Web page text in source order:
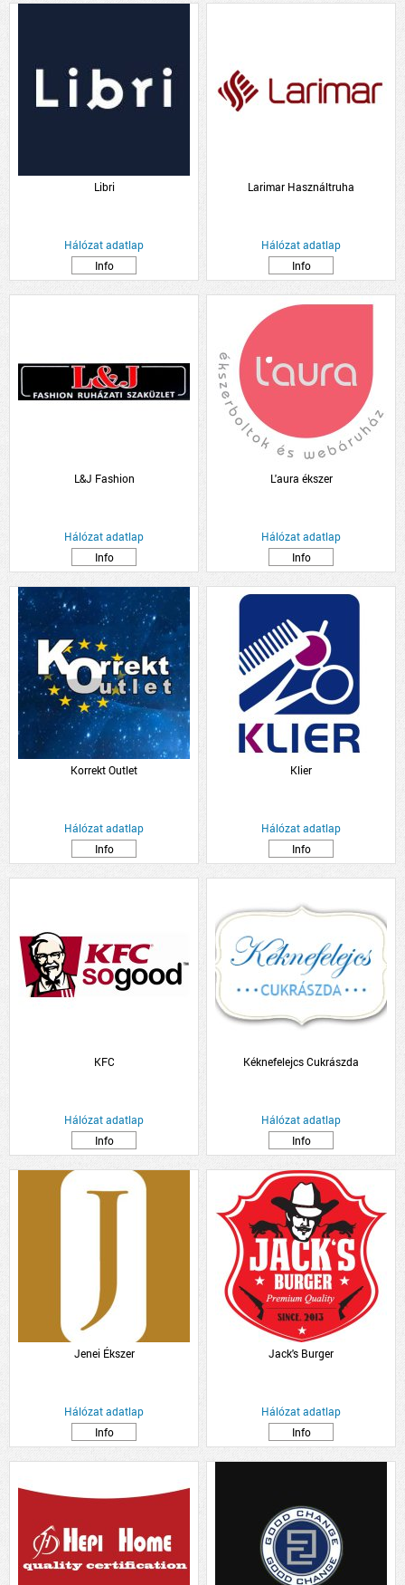
Libri
Hálózat adatlap
Info
Larimar Használtruha
Hálózat adatlap
Info
L&J Fashion
Hálózat adatlap
Info
L'aura ékszer
Hálózat adatlap
Info
Korrekt Outlet
Hálózat adatlap
Info
Klier
Hálózat adatlap
Info
KFC
Hálózat adatlap
Info
Kéknefelejcs Cukrászda
Hálózat adatlap
Info
Jenei Ékszer
Hálózat adatlap
Info
Jack's Burger
Hálózat adatlap
Info